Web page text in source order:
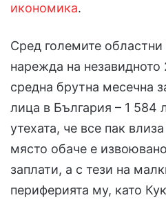
икономика.
Сред големите
нарежда на
средна брутна месечна
лица в България – 1 584
утехата, че все пак
място обаче е
заплати, а с тези на
периферията му, като